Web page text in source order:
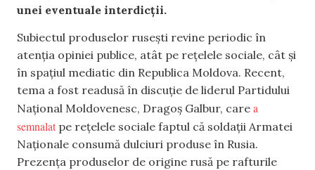
unei eventuale interdicții.
Subiectul produselor rusești revine periodic în
atenția opiniei publice, atât pe rețelele sociale, cât și
în spațiul mediatic din Republica Moldova. Recent,
tema a fost readusă în discuție de liderul Partidului
Național Moldovenesc, Dragoș Galbur, care a
semnalat pe rețelele sociale faptul că soldații Armatei
Naționale consumă dulciuri produse în Rusia.
Prezența produselor de origine rusă pe rafturile